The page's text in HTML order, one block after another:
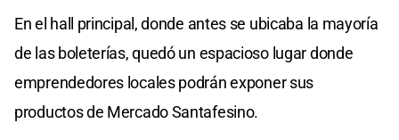
En el hall principal, donde antes se ubicaba la mayoría
de las boleterías, quedó un espacioso lugar donde
emprendedores locales podrán exponer sus
productos de Mercado Santafesino.